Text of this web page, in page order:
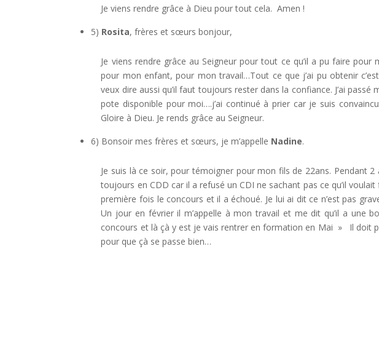
Je viens rendre grâce à Dieu pour tout cela. Amen !
5) Rosita, frères et sœurs bonjour,
Je viens rendre grâce au Seigneur pour tout ce qu’il a pu faire
pour mon enfant, pour mon travail…Tout ce que j’ai pu obtenir
veux dire aussi qu’il faut toujours rester dans la confiance. J’ai passé
pote disponible pour moi….j’ai continué à prier car je suis
Gloire à Dieu. Je rends grâce au Seigneur.
6) Bonsoir mes frères et sœurs, je m’appelle Nadine.
Je suis là ce soir, pour témoigner pour mon fils de 22ans. Pendant 2
toujours en CDD car il a refusé un CDI ne sachant pas ce qu’il
première fois le concours et il a échoué. Je lui ai dit ce n’est pas
Un jour en février il m’appelle à mon travail et me dit qu’il a une
concours et là çà y est je vais rentrer en formation en Mai » Il doit
pour que çà se passe bien…